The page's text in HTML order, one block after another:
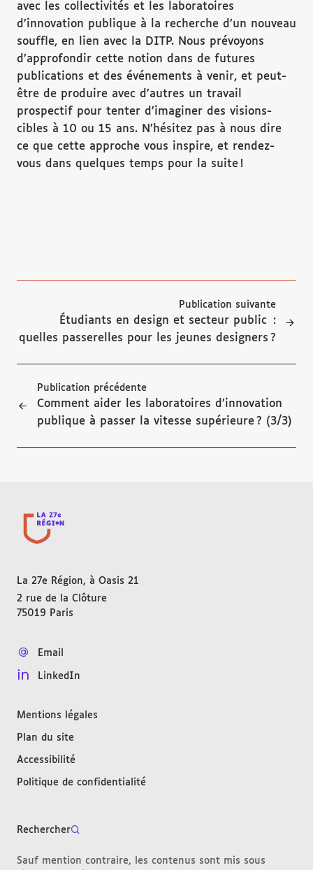
avec les collectivités et les laboratoires
d’innovation publique à la recherche d’un nouveau
souffle, en lien avec la DITP. Nous prévoyons
d’approfondir cette notion dans de futures
publications et des événements à venir, et peut-
être de produire avec d’autres un travail
prospectif pour tenter d’imaginer des visions-
cibles à 10 ou 15 ans. N’hésitez pas à nous dire
ce que cette approche vous inspire, et rendez-
vous dans quelques temps pour la suite !
Publication précédente
Comment aider les laboratoires d’innovation
publique à passer la vitesse supérieure ? (3/3)
Publication suivante
Étudiants en design et secteur public :
quelles passerelles pour les jeunes designers ?
La 27e Région, à Oasis 21
2 rue de la Clôture
75019
Paris
Email
LinkedIn
Mentions légales
Plan du site
Accessibilité
Politique de confidentialité
Rechercher
Sauf mention contraire, les contenus sont mis sous